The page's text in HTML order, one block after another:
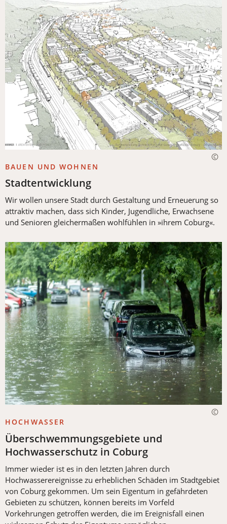
BAUEN UND WOHNEN
Stadtentwicklung
Wir wollen unsere Stadt durch Gestaltung und Erneuerung so
attraktiv machen, dass sich Kinder, Jugendliche, Erwachsene
und Senioren gleichermaßen wohlfühlen in »ihrem Coburg«.
HOCHWASSER
Überschwemmungsgebiete und
Hochwasserschutz in Coburg
Immer wieder ist es in den letzten Jahren durch
Hochwasserereignisse zu erheblichen Schäden im Stadtgebiet
von Coburg gekommen. Um sein Eigentum in gefährdeten
Gebieten zu schützen, können bereits im Vorfeld
Vorkehrungen getroffen werden, die im Ereignisfall einen